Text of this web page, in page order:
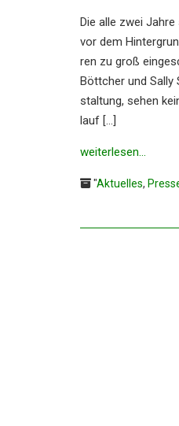
Die alle zwei
vor dem
ren zu groß
Böttcher und
stal­tung, sehen
lauf […]
weiter­le­sen…
"Aktuelles,